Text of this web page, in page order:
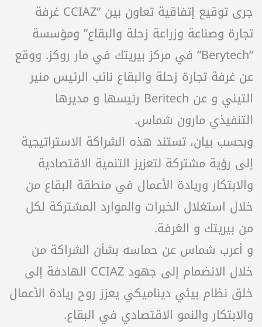
جرى توقيع إتفاقية تعاون بين “CCIAZ غرفة
تجارة وصناعة وزراعة زحلة والبقاع” ومؤسسة
“Berytech” في مركز بيريتك في مار روكز. ووقع
عن غرفة تجارة زحلة والبقاع نائب الرئيس منير
التيني و عن Beritech رئيسها و مديرها
التنفيذي مارون شماس.
وبحسب بيان، تستند هذه الشراكة الاستراتيجية
إلى رؤية مشتركة لتعزيز التنمية الاقتصادية
والابتكار وريادة الأعمال في منطقة البقاع من
خلال استغلال الخبرات والموارد المشتركة لكل
من بيريتك و الغرفة.
و أعرب شماس عن حماسه بشأن الشراكة من
خلال الانضمام إلى جهود CCIAZ الهادفة إلى
خلق نظام بيئي ديناميكي يعزز روح ريادة الأعمال
والابتكار والنمو الاقتصادي في البقاع.